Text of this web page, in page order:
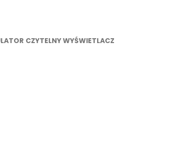
CZYTELNY WYŚWIETLACZ